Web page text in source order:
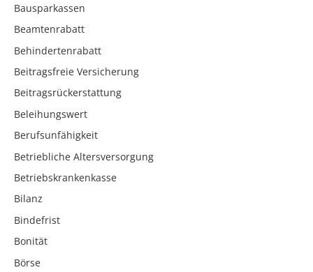
Bausparkassen
Beamtenrabatt
Behindertenrabatt
Beitragsfreie Versicherung
Beitragsrückerstattung
Beleihungswert
Berufsunfähigkeit
Betriebliche Altersversorgung
Betriebskrankenkasse
Bilanz
Bindefrist
Bonität
Börse